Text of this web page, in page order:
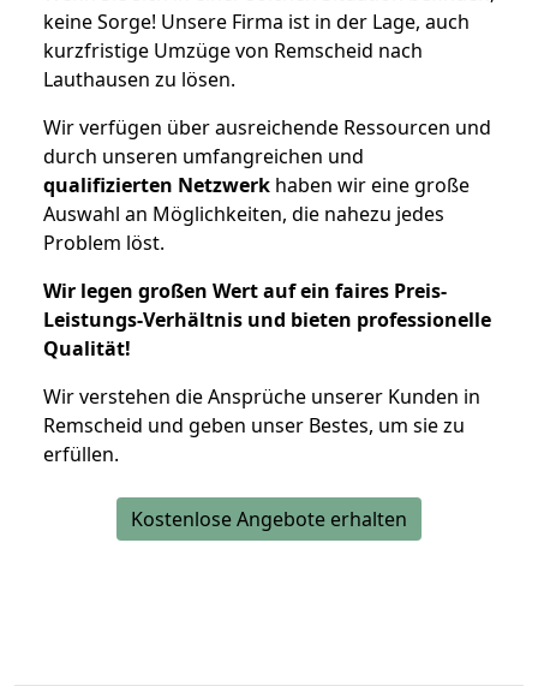
keine Sorge! Unsere Firma ist in der Lage, auch
kurzfristige Umzüge von Remscheid nach
Lauthausen zu lösen.
Wir verfügen über ausreichende Ressourcen und
durch unseren umfangreichen und
qualifizierten Netzwerk haben wir eine große
Auswahl an Möglichkeiten, die nahezu jedes
Problem löst.
Wir legen großen Wert auf ein faires Preis-
Leistungs-Verhältnis und bieten professionelle
Qualität!
Wir verstehen die Ansprüche unserer Kunden in
Remscheid und geben unser Bestes, um sie zu
erfüllen.
Kostenlose Angebote erhalten